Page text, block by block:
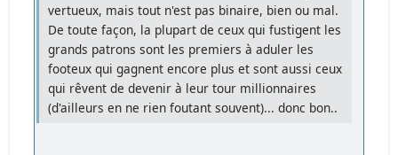
vertueux, mais tout n'est pas binaire, bien ou mal.
De toute façon, la plupart de ceux qui fustigent les
grands patrons sont les premiers à aduler les
footeux qui gagnent encore plus et sont aussi ceux
qui rêvent de devenir à leur tour millionnaires
(d'ailleurs en ne rien foutant souvent)... donc bon..